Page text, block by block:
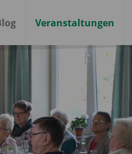
Veranstaltungen